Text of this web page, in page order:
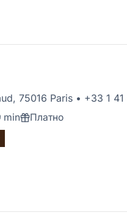
75016 Paris • +33 1
min Платно